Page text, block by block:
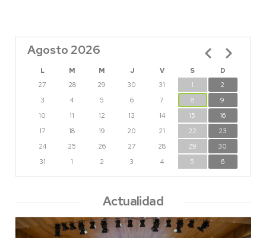
Agosto 2026
L M M J V S
D
27
28 29 30 31 1
2
3
4 5 6 7 8
9
10
11 12 13 14 15
16
17
18 19 20 21 22
23
24
25 26 27 28 29
30
31
1 2 3 4 5 6
Paginación
Actualidad